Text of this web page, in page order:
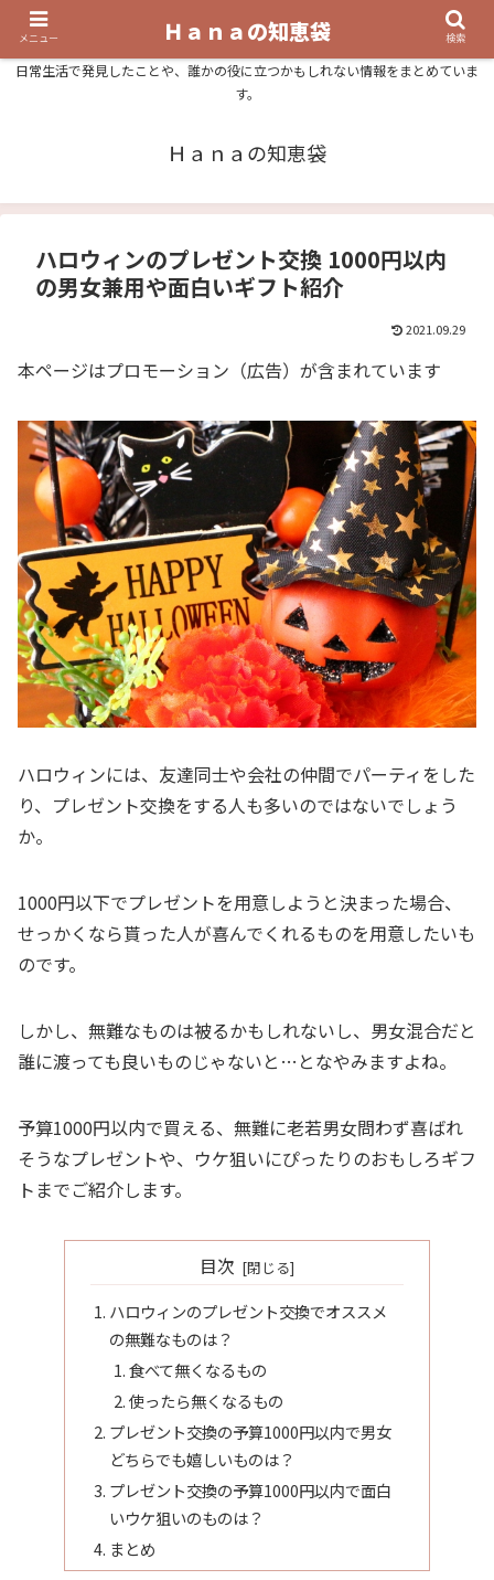
日常生活で発見したことや、誰かの役に立つかもしれない情報をまとめていま
す。
Ｈａｎａの知恵袋
ハロウィンのプレゼント交換 1000円以内
の男女兼用や面白いギフト紹介
2021.09.29
本ページはプロモーション（広告）が含まれています
ハロウィンには、友達同士や会社の仲間でパーティをした
り、プレゼント交換をする人も多いのではないでしょう
か。
1000円以下でプレゼントを用意しようと決まった場合、
せっかくなら貰った人が喜んでくれるものを用意したいも
のです。
しかし、無難なものは被るかもしれないし、男女混合だと
誰に渡っても良いものじゃないと…となやみますよね。
予算1000円以内で買える、無難に老若男女問わず喜ばれ
そうなプレゼントや、ウケ狙いにぴったりのおもしろギフ
トまでご紹介します。
目次
ハロウィンのプレゼント交換でオススメ
の無難なものは？
食べて無くなるもの
使ったら無くなるもの
プレゼント交換の予算1000円以内で男女
どちらでも嬉しいものは？
プレゼント交換の予算1000円以内で面白
いウケ狙いのものは？
まとめ
メニュー Ｈａｎａの知恵袋 検索